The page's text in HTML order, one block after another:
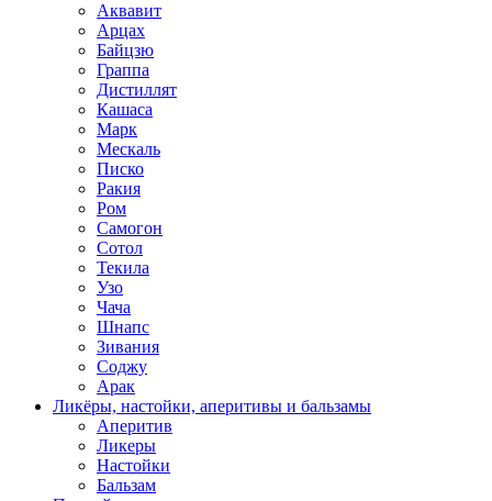
Аквавит
Арцах
Байцзю
Граппа
Дистиллят
Кашаса
Марк
Мескаль
Писко
Ракия
Ром
Самогон
Сотол
Текила
Узо
Чача
Шнапс
Зивания
Соджу
Арак
Ликёры, настойки, аперитивы и бальзамы
Аперитив
Ликеры
Настойки
Бальзам